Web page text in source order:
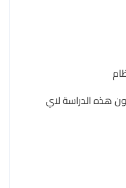
هذه الدراسة لاي